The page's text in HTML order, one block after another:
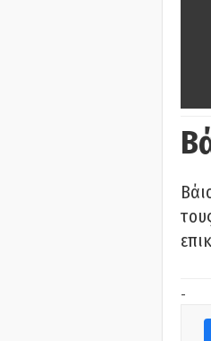
-